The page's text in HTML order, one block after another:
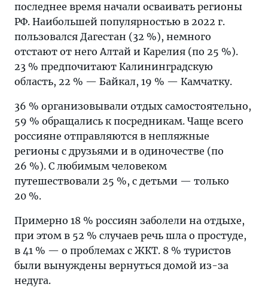
последнее время начали осваивать регионы
РФ. Наибольшей популярностью в 2022 г.
пользовался Дагестан (32 %), немного
отстают от него Алтай и Карелия (по 25 %).
23 % предпочитают Калининградскую
область, 22 % — Байкал, 19 % — Камчатку.
36 % организовывали отдых самостоятельно,
59 % обращались к посредникам. Чаще всего
россияне отправляются в непляжные
регионы с друзьями и в одиночестве (по
26 %). С любимым человеком
путешествовали 25 %, с детьми — только
20 %.
Примерно 18 % россиян заболели на отдыхе,
при этом в 52 % случаев речь шла о простуде,
в 41 % — о проблемах с ЖКТ. 8 % туристов
были вынуждены вернуться домой из-за
недуга.